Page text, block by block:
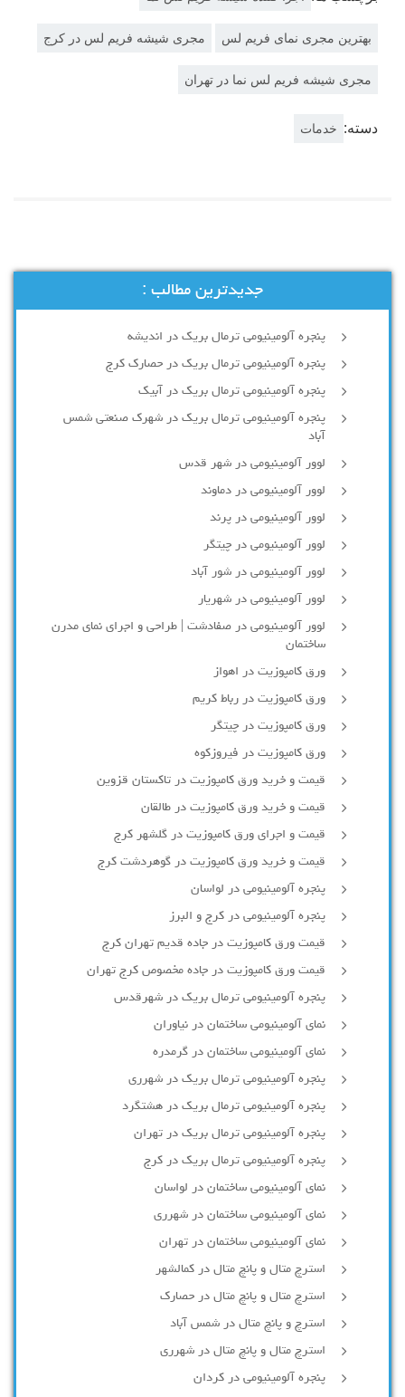
بهترین مجری نمای فریم لس مجری شیشه فریم لس در کرج
مجری شیشه فریم لس نما در تهران
دسته: خدمات
جدیدترین مطالب :
پنجره آلومینیومی ترمال بریک در اندیشه
پنجره آلومینیومی ترمال بریک در حصارک کرج
پنجره آلومینیومی ترمال بریک در آبیک
پنجره آلومینیومی ترمال بریک در شهرک صنعتی شمس
آباد
لوور آلومینیومی در شهر قدس
لوور آلومینیومی در دماوند
لوور آلومینیومی در پرند
لوور آلومینیومی در چیتگر
لوور آلومینیومی در شور آباد
لوور آلومينيومي در شهريار
لوور آلومینیومی در صفادشت | طراحی و اجرای نمای مدرن
ساختمان
ورق کامپوزیت در اهواز
ورق کامپوزیت در رباط کریم
ورق کامپوزیت در چیتگر
ورق کامپوزیت در فیروزکوه
قیمت و خرید ورق کامپوزیت در تاکستان قزوین
قیمت و خرید ورق کامپوزیت در طالقان
قیمت و اجرای ورق کامپوزیت در گلشهر کرج
قیمت و خرید ورق کامپوزیت در گوهردشت کرج
پنجره آلومینیومی در لواسان
پنجره آلومینیومی در کرج و البرز
قیمت ورق کامپوزیت در جاده قدیم تهران کرج
قیمت ورق کامپوزیت در جاده مخصوص کرج تهران
پنجره آلومینیومی ترمال بریک در شهرقدس
نمای آلومینیومی ساختمان در نیاوران
نمای آلومینیومی ساختمان در گرمدره
پنجره آلومینیومی ترمال بریک در شهرری
پنجره آلومینیومی ترمال بریک در هشتگرد
پنجره آلومینیومی ترمال بریک در تهران
پنجره آلومینیومی ترمال بریک در کرج
نمای آلومینیومی ساختمان در لواسان
نمای آلومینیومی ساختمان در شهرری
نمای آلومینیومی ساختمان در تهران
استرچ متال و پانچ متال در کمالشهر
استرچ متال و پانچ متال در حصارك
استرچ و پانچ متال در شمس آباد
استرچ متال و پانچ متال در شهرری
پنجره آلومینیومی در کردان